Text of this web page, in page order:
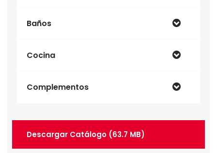
Baños
Cocina
Complementos
Descargar Catálogo (63.7 MB)